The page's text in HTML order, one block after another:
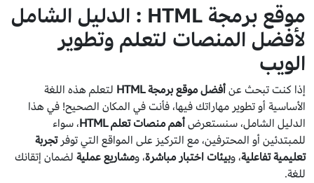
موقع برمجة HTML : الدليل الشامل
لأفضل المنصات لتعلم وتطوير
الويب
إذا كنت تبحث عنأفضل موقع برمجة HTML
لتعلم هذه اللغة
الأساسية أو تطوير مهاراتك فيها، فأنت في المكان الصحيح! في هذا
الدليل الشامل، سنستعرضأهم منصات تعلم HTML
، سواء
للمبتدئين أو المحترفين، مع التركيز على المواقع التي توفرتجربة
تعليمية تفاعلية، وبيئات اختبار مباشرة، ومشاريع عملية لضمان إتقانك
للغة.